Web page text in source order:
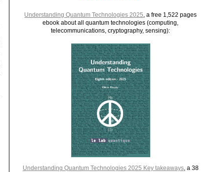
Understanding Quantum Technologies 2025 , a free 1,522 pages
ebook about all quantum technologies (computing,
telecommunications, cryptography, sensing):
Understanding Quantum Technologies 2025 Key takeaways, a 38